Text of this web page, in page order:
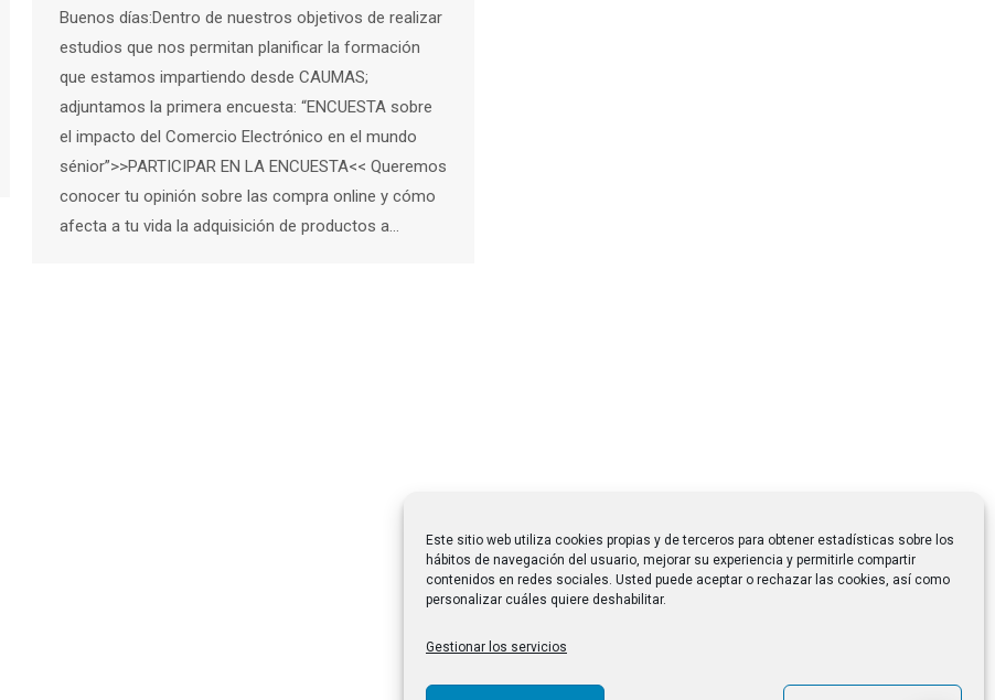
Este sitio web utiliza cookies propias y de terceros para obtener estadísticas sobre los
hábitos de navegación del usuario, mejorar su experiencia y permitirle compartir
contenidos en redes sociales. Usted puede aceptar o rechazar las cookies, así como
personalizar cuáles quiere deshabilitar.
Gestionar los servicios
Buenos días:Dentro de nuestros objetivos de realizar
estudios que nos permitan planificar la formación
que estamos impartiendo desde CAUMAS;
adjuntamos la primera encuesta: “ENCUESTA sobre
el impacto del Comercio Electrónico en el mundo
sénior”>>PARTICIPAR EN LA ENCUESTA<< Queremos
conocer tu opinión sobre las compra online y cómo
afecta a tu vida la adquisición de productos a…